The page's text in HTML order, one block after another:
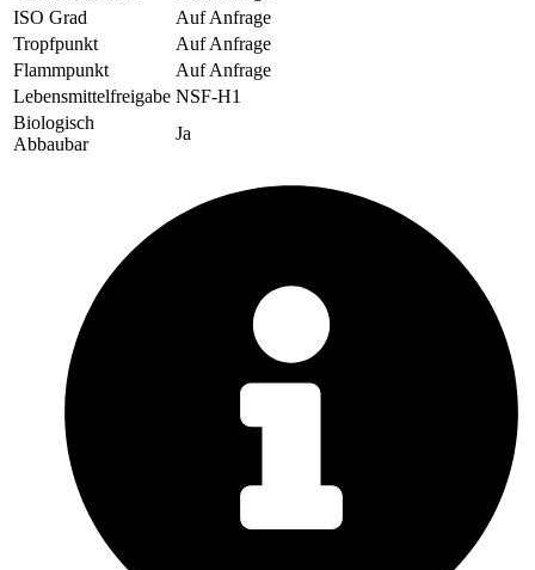
ISO Grad
Auf Anfrage
Tropfpunkt
Auf Anfrage
Flammpunkt
Auf Anfrage
Lebensmittelfreigabe NSF-H1
Biologisch
Abbaubar
Ja